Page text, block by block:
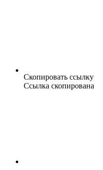
Скопировать ссылку
Ссылка скопирована